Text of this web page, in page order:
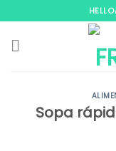
to
content
Sopa